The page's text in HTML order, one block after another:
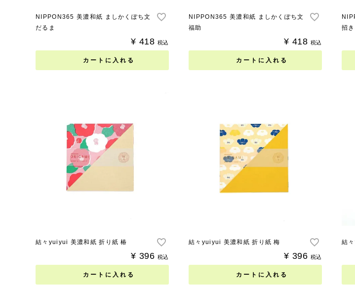
NIPPON365 美濃和紙 ましかくぽち文
だるま
カートに入れる
¥ 418 税込
NIPPON365 美濃和紙 ましかくぽち文
福助
カートに入れる
¥ 418 税込
招
結々yuiyui 美濃和紙 折り紙 椿
カートに入れる
¥ 396 税込
結々yuiyui 美濃和紙 折り紙 梅
カートに入れる
¥ 396 税込
結